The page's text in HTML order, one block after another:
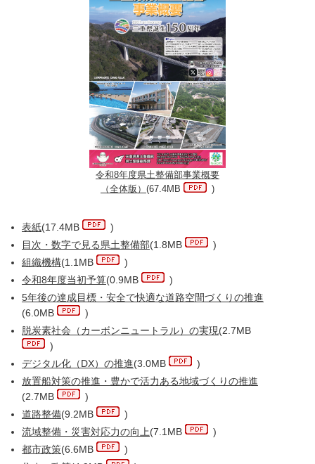
令和8年度県土整備部事業概要
（全体版） (67.4MB )
表紙(17.4MB
)
目次・数字で見る県土整備部(1.8MB
)
組織機構(1.1MB
)
令和8年度当初予算(0.9MB
)
5年後の達成目標・安全で快適な道路空間づくりの推進
(6.0MB
)
脱炭素社会（カーボンニュートラル）の実現(2.7MB
)
デジタル化（DX）の推進(3.0MB
)
放置船対策の推進・豊かで活力ある地域づくりの推進
(2.7MB
)
道路整備(9.2MB
)
流域整備・災害対応力の向上(7.1MB
)
都市政策(6.6MB
)